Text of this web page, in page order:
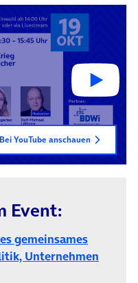
Bei YouTube anschauen
Event:
gemeinsames
Unternehmen